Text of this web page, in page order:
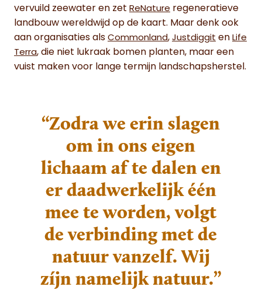
vervuild zeewater en zet ReNature regeneratieve
landbouw wereldwijd op de kaart. Maar denk ook
aan organisaties als Commonland, Justdiggit en Life
Terra, die niet lukraak bomen planten, maar een
vuist maken voor lange termijn landschapsherstel.
“Zodra we erin slagen
om in ons eigen
lichaam af te dalen en
er daadwerkelijk één
mee te worden, volgt
de verbinding met de
natuur vanzelf. Wij
zíjn namelijk natuur.”